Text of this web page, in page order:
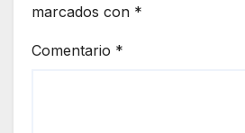
marcados con *
Comentario *